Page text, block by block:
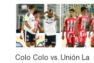
Colo Colo vs. Unión La